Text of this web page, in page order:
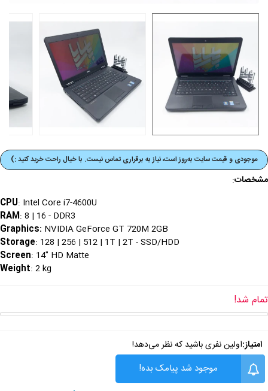
موجودی و قیمت‌ سایت به‌روز است، نیاز به برقراری تماس نیست. با خیال راحت خرید کنید :)
مشخصات:
CPU: Intel Core i7-4600U
RAM: 8 | 16 - DDR3
Graphics: NVIDIA GeForce GT 720M 2GB
Storage: 128 | 256 | 512 | 1T | 2T - SSD/HDD
Screen: 14" HD Matte
Weight: 2 kg
تمام شد!
امتیاز:اولین نفری باشید که نظر می‌دهد!
موجود شد پیامک بده!